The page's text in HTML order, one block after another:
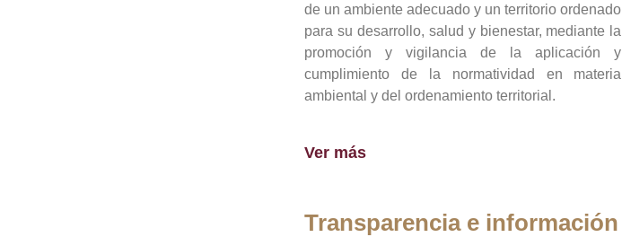
de un ambiente adecuado y un territorio ordenado
para su desarrollo, salud y bienestar, mediante la
promoción y vigilancia de la aplicación y
cumplimiento de la normatividad en materia
ambiental y del ordenamiento territorial.
Ver más
Transparencia e información